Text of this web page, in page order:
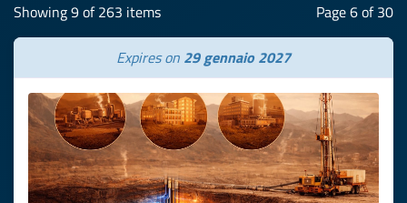
Showing 9 of 263 items Page 6 of 30
Expires on 29 gennaio 2027